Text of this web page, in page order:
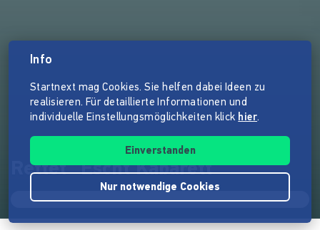
Rettet "Escht Kabarett"
Info
Startnext mag Cookies. Sie helfen dabei Ideen zu
realisieren. Für detaillierte Informationen und
individuelle Einstellungsmöglichkeiten klick hier.
Einverstanden
Nur notwendige Cookies